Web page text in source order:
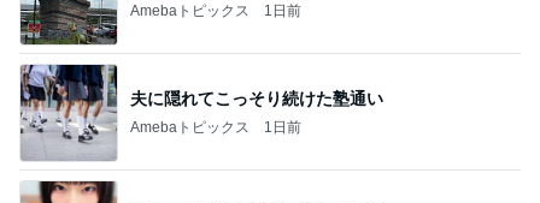
Amebaトピックス 1日前
夫に隠れてこっそり続けた塾通い
Amebaトピックス 1日前